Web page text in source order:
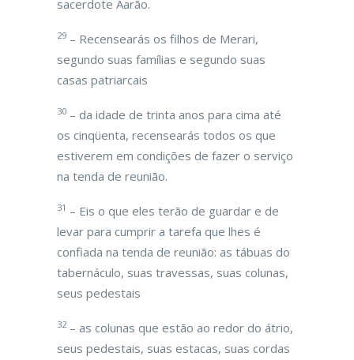
sacerdote Aarão.
29 – Recensearás os filhos de Merari,
segundo suas famílias e segundo suas
casas patriarcais
30 – da idade de trinta anos para cima até
os cinqüenta, recensearás todos os que
estiverem em condições de fazer o serviço
na tenda de reunião.
31 – Eis o que eles terão de guardar e de
levar para cumprir a tarefa que lhes é
confiada na tenda de reunião: as tábuas do
tabernáculo, suas travessas, suas colunas,
seus pedestais
32– as colunas que estão ao redor do átrio,
seus pedestais, suas estacas, suas cordas